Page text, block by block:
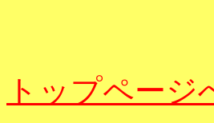
トップページ